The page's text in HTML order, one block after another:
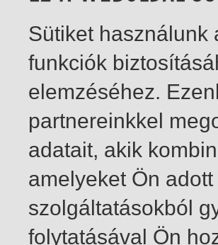
/ total 30 hit
Sütiket használunk
funkciók
elemzéséhez.
partnereinkkel
adatait, akik
amelyeket Ön
szolgáltatásokból
folytatásával Ön